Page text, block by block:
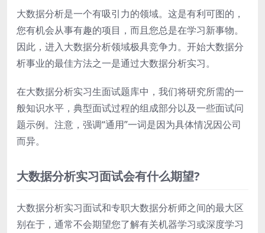
大数据分析是一个有吸引力的领域。这是有利可图的，
您有机会从事有趣的项目，而且您总是在学习新事物。
因此，进入大数据分析领域极具竞争力。开始大数据分
析事业的最佳方法之一是通过大数据分析实习。
在大数据分析实习生面试题库中，我们将研究所需的一
般知识水平，典型面试过程的组成部分以及一些面试问
题示例。注意，强调“通用”一词是因为具体情况因公司
而异。
大数据分析实习面试会有什么期望?
大数据分析实习面试和专职大数据分析师之间的最大区
别在于，通常不会期望您了解有关机器学习或深度学习